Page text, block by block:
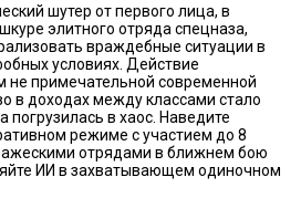
шутер от первого лица, в
элитного отряда спецназа,
враждебные ситуации в
условиях. Действие
не примечательной современной
в доходах между классами стало
в хаос. Наведите
режиме с участием до 8
отрядами в ближнем бою
ИИ в захватывающем одиночном